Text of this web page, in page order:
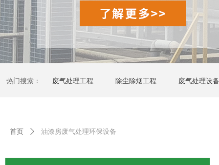
首页 ꄲ 油漆房废气处理环保设备
热门搜索： 废气处理工程 除尘除烟工程 废气处理设